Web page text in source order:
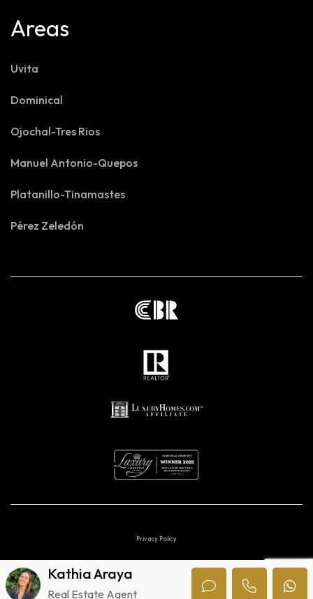
Areas
Uvita
Dominical
Ojochal-Tres Rios
Manuel Antonio-Quepos
Platanillo-Tinamastes
Pérez Zeledón
Privacy Policy
© 2026 Uvita Luxury. All Rights Reserved
Kathia Araya
Real Estate Agent